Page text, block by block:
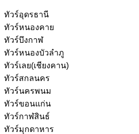
ทัวร์อุดรธานี
ทัวร์หนองคาย
ทัวร์บึงกาฬ
ทัวร์หนองบัวลำภู
ทัวร์เลย(เชียงคาน)
ทัวร์สกลนคร
ทัวร์นครพนม
ทัวร์ขอนแก่น
ทัวร์กาฬสินธ์
ทัวร์มุกดาหาร